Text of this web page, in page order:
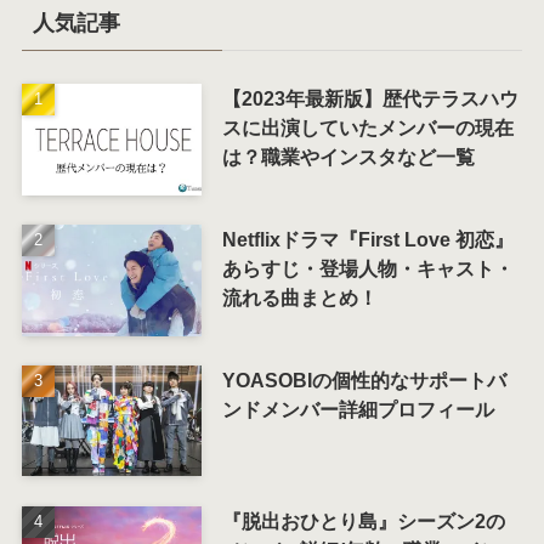
人気記事
【2023年最新版】歴代テラスハウ
スに出演していたメンバーの現在
は？職業やインスタなど一覧
Netflixドラマ『First Love 初恋』
あらすじ・登場人物・キャスト・
流れる曲まとめ！
YOASOBIの個性的なサポートバ
ンドメンバー詳細プロフィール
『脱出おひとり島』シーズン2の